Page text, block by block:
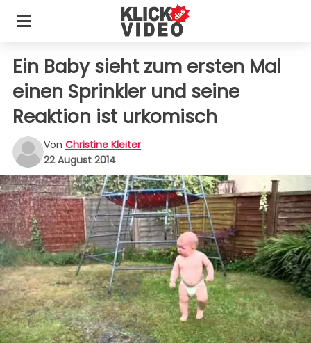
Ein Baby sieht zum ersten Mal
einen Sprinkler und seine
Reaktion ist urkomisch
Von Christine Kleiter
22 August 2014